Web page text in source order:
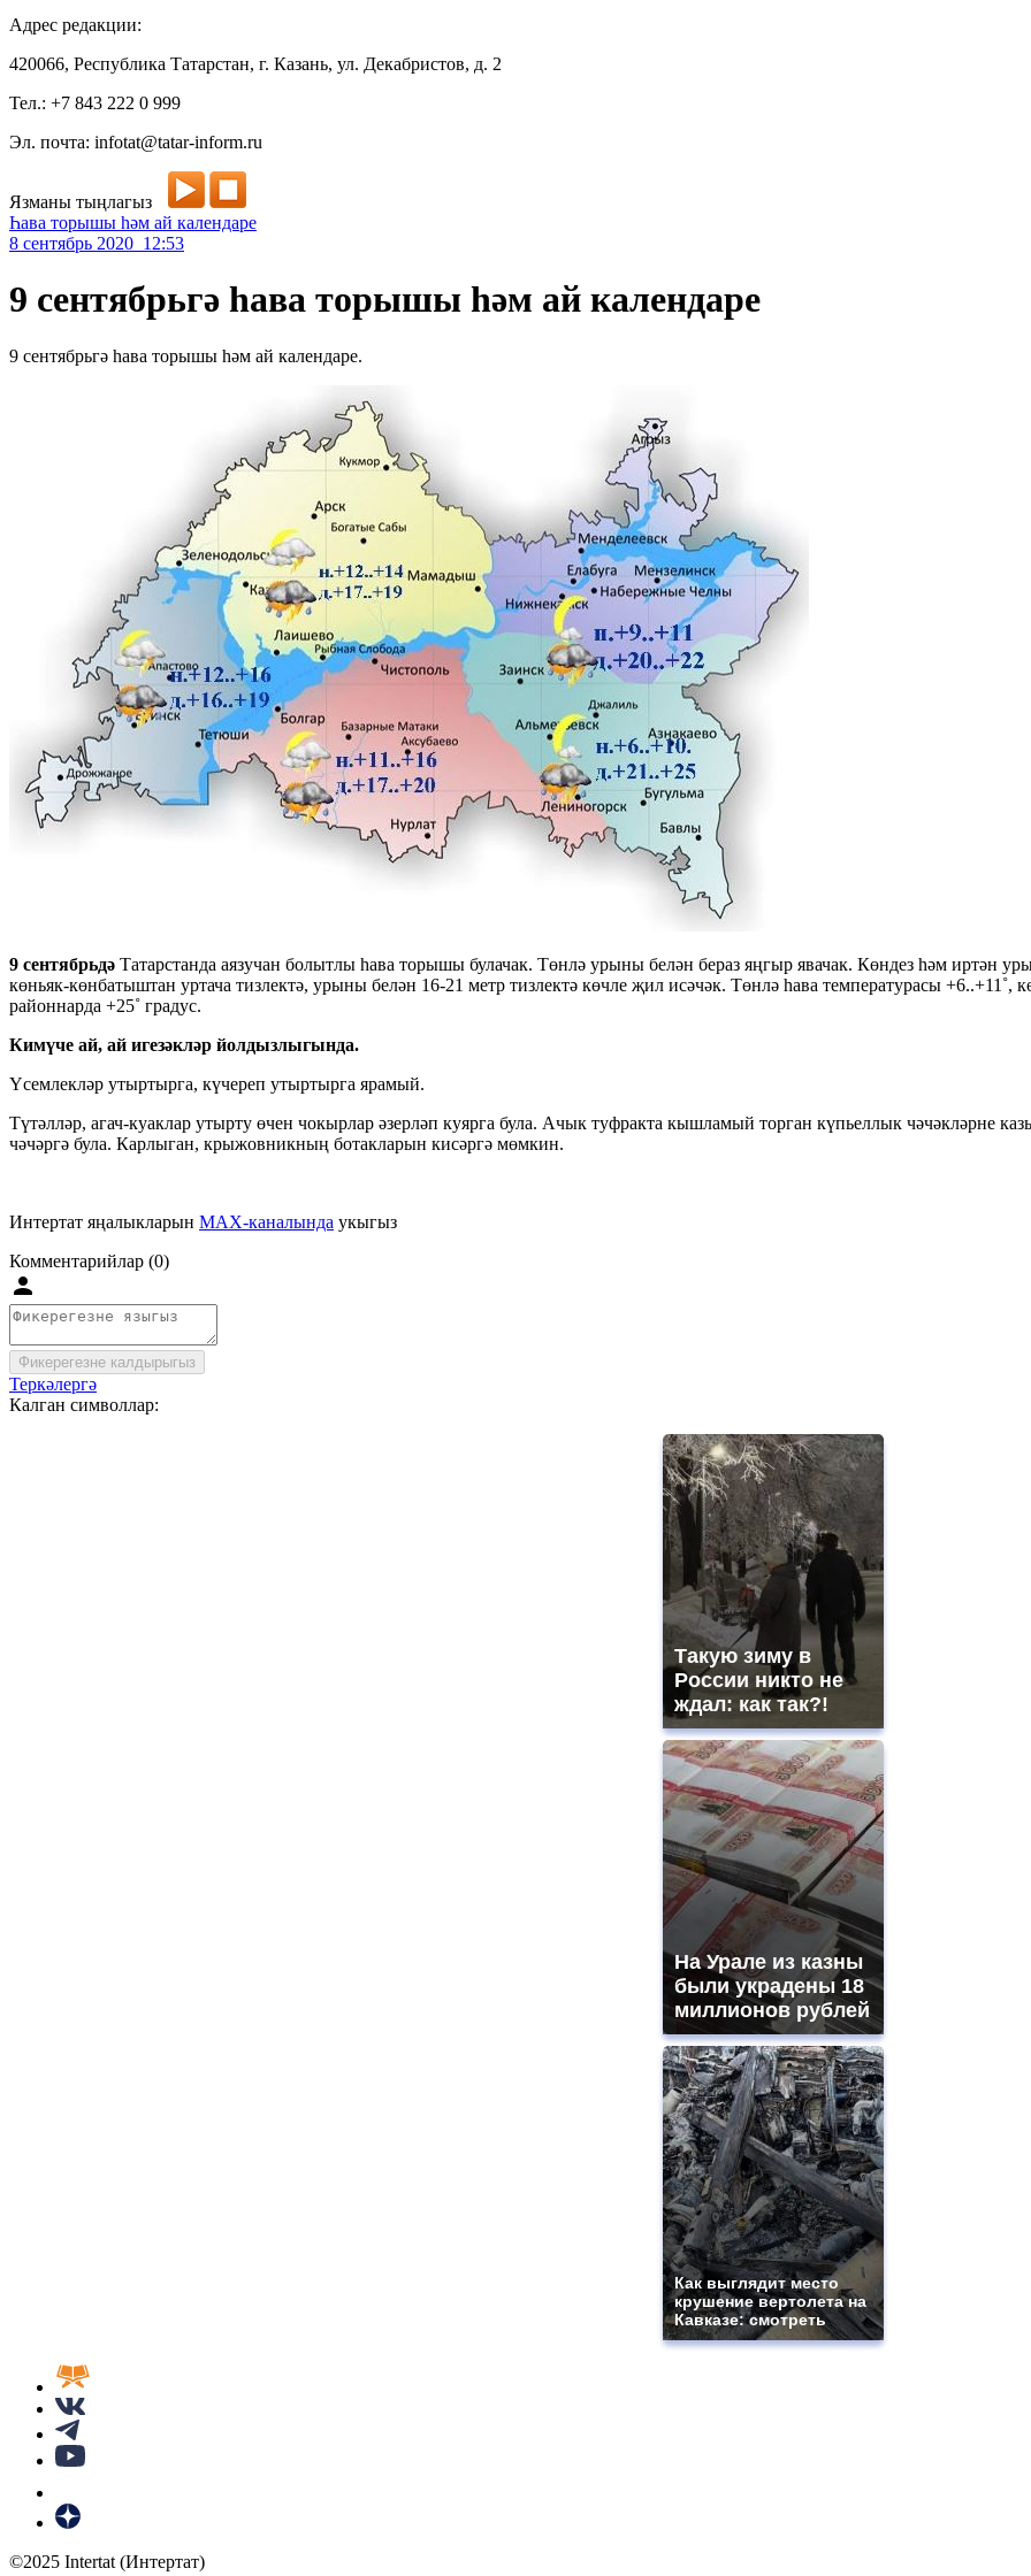
Адрес редакции:
420066, Республика Татарстан, г. Казань, ул. Декабристов, д. 2
Тел.: +7 843 222 0 999
Эл. почта: infotat@tatar-inform.ru
Язманы тыңлагыз
Һава торышы һәм ай календаре
8 сентябрь 2020 12:53
9 сентябрьгә һава торышы һәм ай календаре
9 сентябрьгә һава торышы һәм ай календаре.
9 сентябрьдә Татарстанда аязучан болытлы һава торышы булачак. Төнлә урыны белән бераз яңгыр явачак. Көндез һәм иртән
көньяк-көнбатыштан уртача тизлектә, урыны белән 16-21 метр тизлектә көчле җил исәчәк. Төнлә һава температурасы
районнарда +25˚ градус.
Кимүче ай, ай игезәкләр йолдызлыгында.
Үсемлекләр утыртырга, күчереп утыртырга ярамый.
Түтәлләр, агач-куаклар утырту өчен чокырлар әзерләп куярга була. Ачык туфракта кышламый торган күпьеллык чәчәкләрне
чәчәргә була. Карлыган, крыжовникның ботакларын кисәргә мөмкин.
Интертат яңалыкларын MAX-каналында укыгыз
Комментарийлар (0)
Фикерегезне калдырыгыз
Теркәлергә
Калган символлар:
Такую зиму в
России никто не
ждал: как так?!
На Урале из казны
были украдены 18
миллионов рублей
Как выглядит место
крушение вертолета на
Кавказе: смотреть
©2025 Intertat (Интертат)